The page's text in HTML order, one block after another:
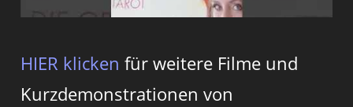
HIER klicken für weitere Filme und
Kurzdemonstrationen von